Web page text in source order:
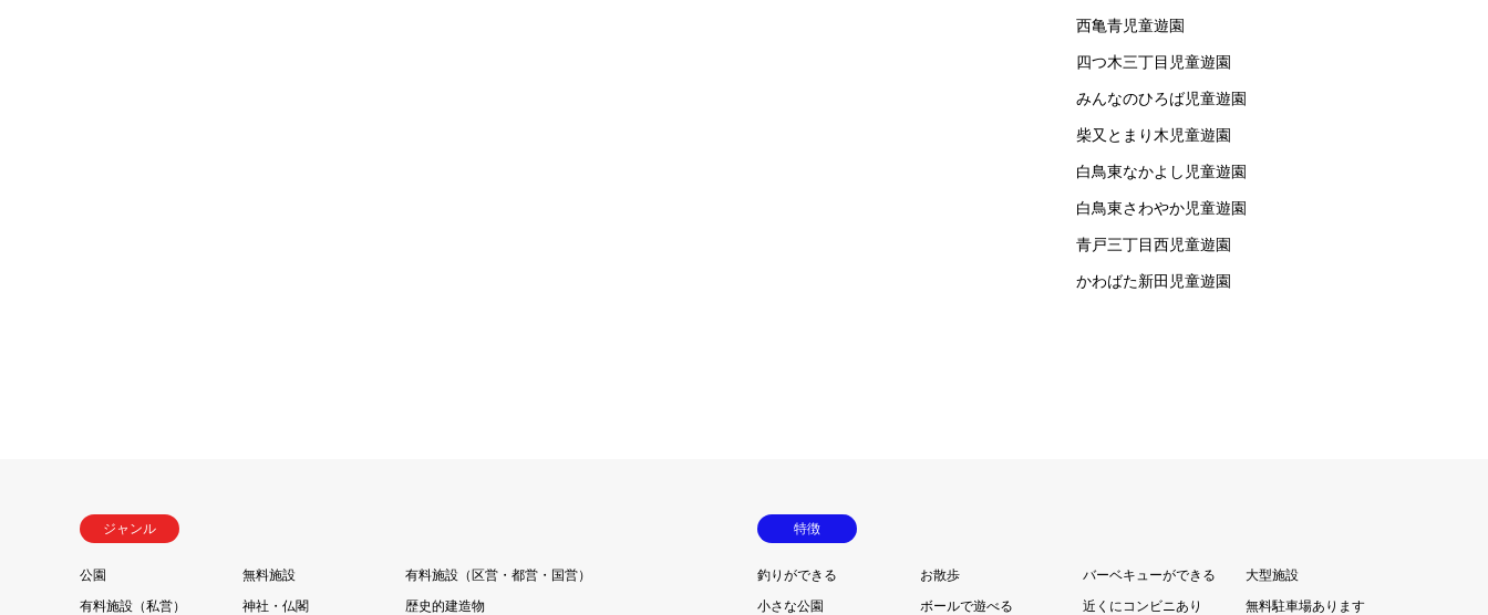
西亀青児童遊園
四つ木三丁目児童遊園
みんなのひろば児童遊園
柴又とまり木児童遊園
白鳥東なかよし児童遊園
白鳥東さわやか児童遊園
青戸三丁目西児童遊園
かわばた新田児童遊園
ジャンル
公園 無料施設
有料施設（区営・都営・国営）
有料施設（私営）
神社・仏閣 歴史的建造物
特徴
釣りができる お散歩 バーベキューができる
大型施設
小さな公園
ボールで遊べる 近くにコンビニあり 無料駐車場あります